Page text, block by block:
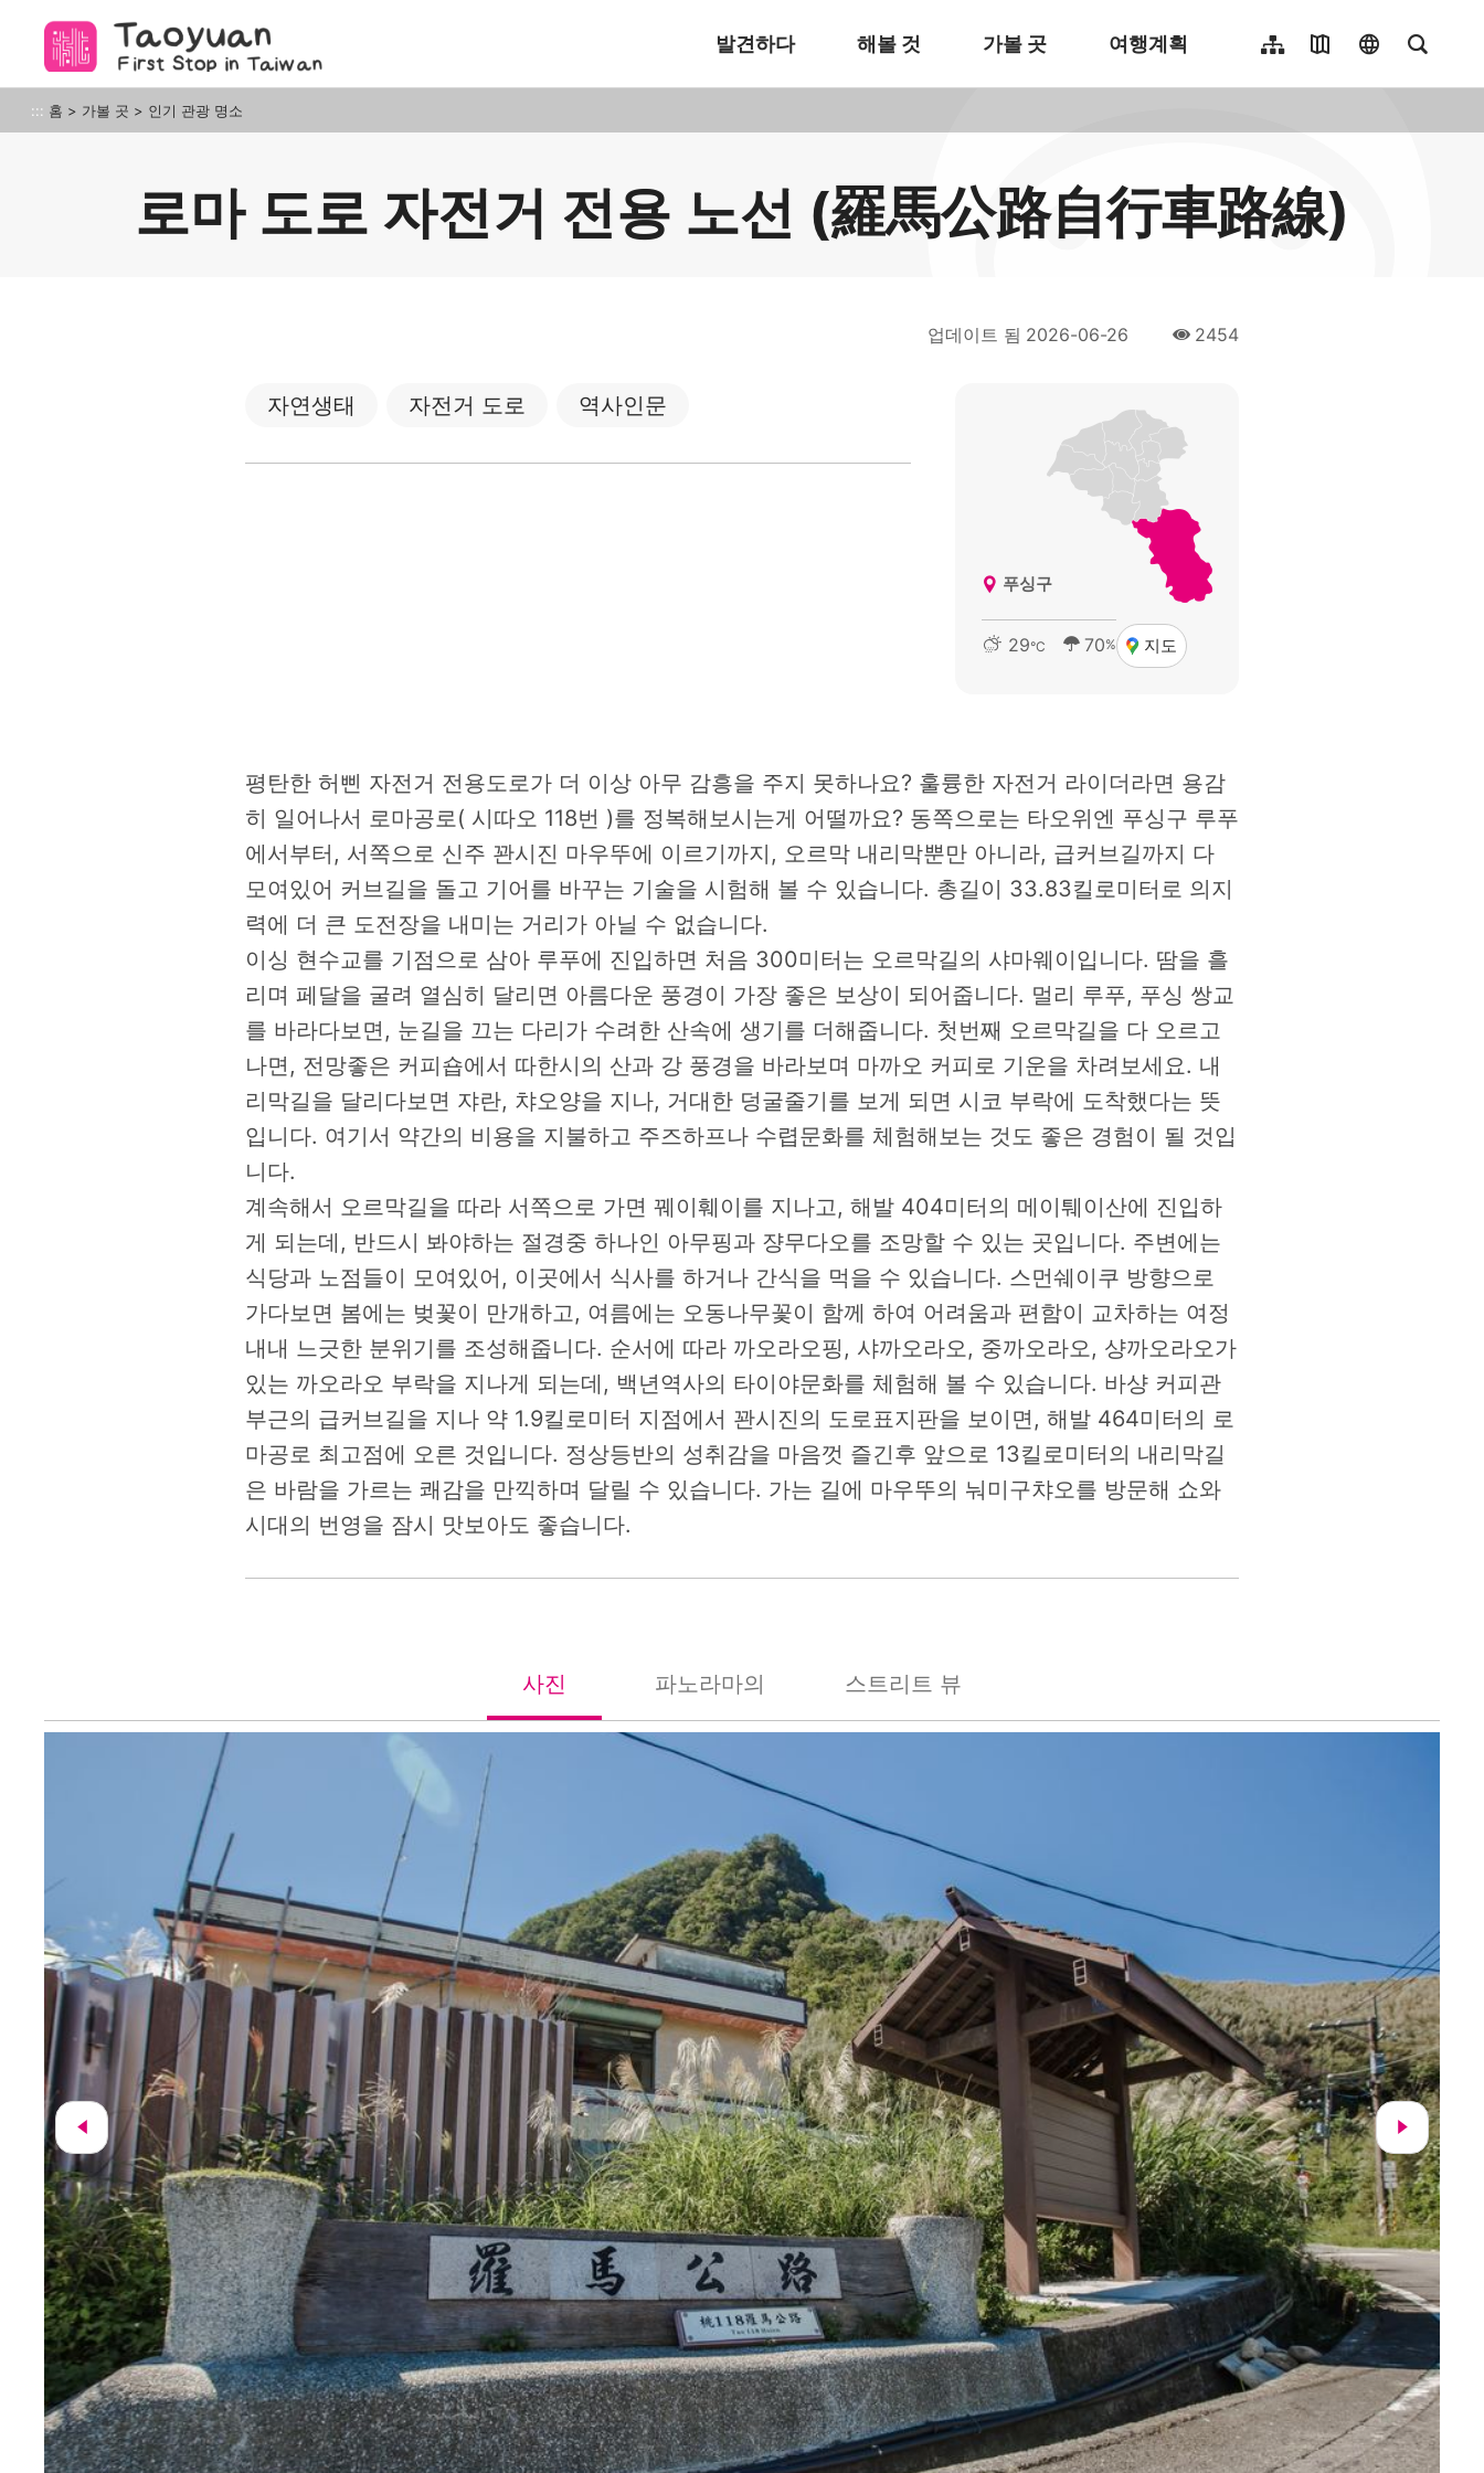
이
타오위안의 아름다움
발견하다 해볼 것 가볼 곳 여행계획
사이트 맵여행지도language
English
簡體中文
Indonesia
전체 텍
::: 홈 > 가볼 곳 > 인기 관광 명소
로마 도로 자전거 전용 노선 (羅馬公路自行車路線)
업데이트 됨 2026-06-26
人氣
2454
자연생태 자전거 도로 역사인문
푸싱구
29°C 70% 지도
평탄한 허삔 자전거 전용도로가 더 이상 아무 감흥을 주지 못하나요? 훌륭한 자전거 라이더라면 용감
히 일어나서 로마공로( 시따오 118번 )를 정복해보시는게 어떨까요? 동쪽으로는 타오위엔 푸싱구 루푸
에서부터, 서쪽으로 신주 꽌시진 마우뚜에 이르기까지, 오르막 내리막뿐만 아니라, 급커브길까지 다
모여있어 커브길을 돌고 기어를 바꾸는 기술을 시험해 볼 수 있습니다. 총길이 33.83킬로미터로 의지
력에 더 큰 도전장을 내미는 거리가 아닐 수 없습니다.
이싱 현수교를 기점으로 삼아 루푸에 진입하면 처음 300미터는 오르막길의 샤마웨이입니다. 땀을 흘
리며 페달을 굴려 열심히 달리면 아름다운 풍경이 가장 좋은 보상이 되어줍니다. 멀리 루푸, 푸싱 쌍교
를 바라다보면, 눈길을 끄는 다리가 수려한 산속에 생기를 더해줍니다. 첫번째 오르막길을 다 오르고
나면, 전망좋은 커피숍에서 따한시의 산과 강 풍경을 바라보며 마까오 커피로 기운을 차려보세요. 내
리막길을 달리다보면 쟈란, 챠오양을 지나, 거대한 덩굴줄기를 보게 되면 시코 부락에 도착했다는 뜻
입니다. 여기서 약간의 비용을 지불하고 주즈하프나 수렵문화를 체험해보는 것도 좋은 경험이 될 것입
니다.
계속해서 오르막길을 따라 서쪽으로 가면 꿰이훼이를 지나고, 해발 404미터의 메이퉤이산에 진입하
게 되는데, 반드시 봐야하는 절경중 하나인 아무핑과 쟝무다오를 조망할 수 있는 곳입니다. 주변에는
식당과 노점들이 모여있어, 이곳에서 식사를 하거나 간식을 먹을 수 있습니다. 스먼쉐이쿠 방향으로
가다보면 봄에는 벚꽃이 만개하고, 여름에는 오동나무꽃이 함께 하여 어려움과 편함이 교차하는 여정
내내 느긋한 분위기를 조성해줍니다. 순서에 따라 까오라오핑, 샤까오라오, 중까오라오, 샹까오라오가
있는 까오라오 부락을 지나게 되는데, 백년역사의 타이야문화를 체험해 볼 수 있습니다. 바샹 커피관
부근의 급커브길을 지나 약 1.9킬로미터 지점에서 꽌시진의 도로표지판을 보이면, 해발 464미터의 로
마공로 최고점에 오른 것입니다. 정상등반의 성취감을 마음껏 즐긴후 앞으로 13킬로미터의 내리막길
은 바람을 가르는 쾌감을 만끽하며 달릴 수 있습니다. 가는 길에 마우뚜의 눠미구챠오를 방문해 쇼와
시대의 번영을 잠시 맛보아도 좋습니다.
照片
사진 全景
파노라마의 街景
스트리트 뷰